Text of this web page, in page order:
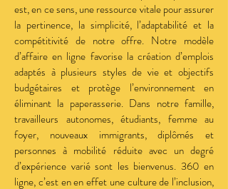
est, en ce sens, une ressource vitale pour assurer
la pertinence, la simplicité, l’adaptabilité et la
compétitivité de notre offre. Notre modèle
d’affaire en ligne favorise la création d’emplois
adaptés à plusieurs styles de vie et objectifs
budgétaires et protège l’environnement en
éliminant la paperasserie. Dans notre famille,
travailleurs autonomes, étudiants, femme au
foyer, nouveaux immigrants, diplômés et
personnes à mobilité réduite avec un degré
d’expérience varié sont les bienvenus. 360 en
ligne, c’est en en effet une culture de l’inclusion,